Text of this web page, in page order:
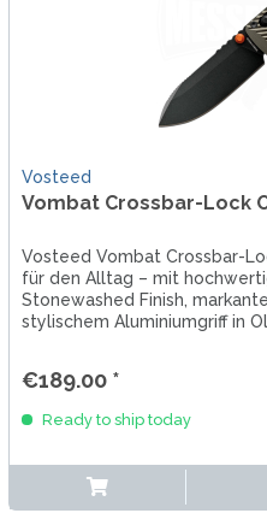
Vosteed
Vombat Crossbar-Lock
Vosteed Vombat Crossbar-
für den Alltag – mit
Stonewashed Finish,
stylischem Aluminiumgriff in
€189.00 *
Ready to ship today